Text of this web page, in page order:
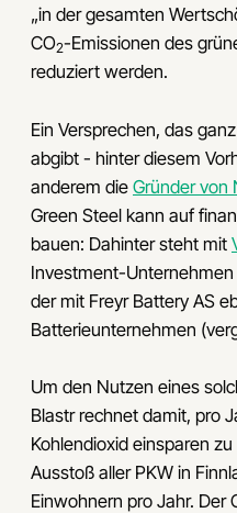
„in der gesamten
CO2-Emissionen des
reduziert werden.
Ein Versprechen, das ganz
abgibt - hinter diesem
anderem die Gründer von
Green Steel kann auf
bauen: Dahinter steht mit
Investment-Unternehmen
der mit Freyr Battery AS
Batterieunternehmen
Um den Nutzen eines
Blastr rechnet damit, pro
Kohlendioxid einsparen
Ausstoß aller PKW in
Einwohnern pro Jahr. Der